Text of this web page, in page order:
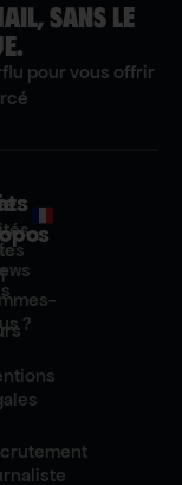
SANS LE
pour vous offrir
?